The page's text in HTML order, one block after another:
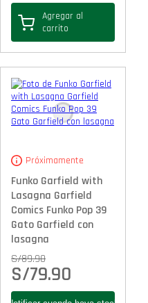
Agregar al
carrito
Próximamente
Funko Garfield with
Lasagna Garfield
Comics Funko Pop 39
Gato Garfield con
lasagna
S/89.90
S/79.90